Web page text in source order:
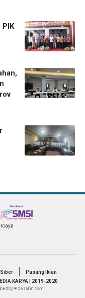
Pasang Iklan
KARYA | 2019-2020
by ❤ dezainin.com